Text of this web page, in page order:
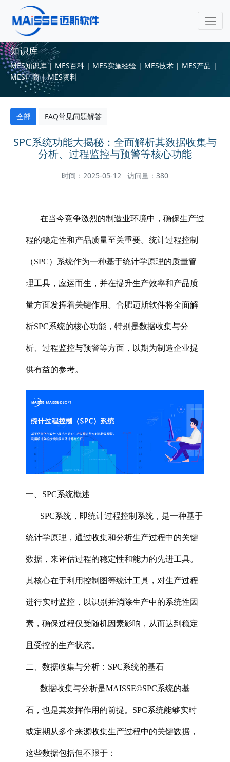
知识库
MES知识库 | MES百科 | MES实施经验 | MES技术 | MES产品 |
MES厂商 | MES资料
全部 FAQ常见问题解答
SPC系统功能大揭秘：全面解析其数据收集与
分析、过程监控与预警等核心功能
时间：2025-05-12 访问量：380
在当今竞争激烈的制造业环境中，确保生产过
程的稳定性和产品质量至关重要。统计过程控制
（SPC）系统作为一种基于统计学原理的质量管
理工具，应运而生，并在提升生产效率和产品质
量方面发挥着关键作用。合肥迈斯软件将全面解
析SPC系统的核心功能，特别是数据收集与分
析、过程监控与预警等方面，以期为制造企业提
供有益的参考。
一、SPC系统概述
SPC系统 ，即统计过程控制系统，是一种基于
统计学原理，通过收集和分析生产过程中的关键
数据，来评估过程的稳定性和能力的先进工具。
其核心在于利用控制图等统计工具，对生产过程
进行实时监控，以识别并消除生产中的系统性因
素，确保过程仅受随机因素影响，从而达到稳定
且受控的生产状态。
二、数据收集与分析：SPC系统的基石
数据收集与分析是MAISSE©SPC系统的基
石，也是其发挥作用的前提。SPC系统能够实时
或定期从多个来源收集生产过程中的关键数据，
这些数据包括但不限于：